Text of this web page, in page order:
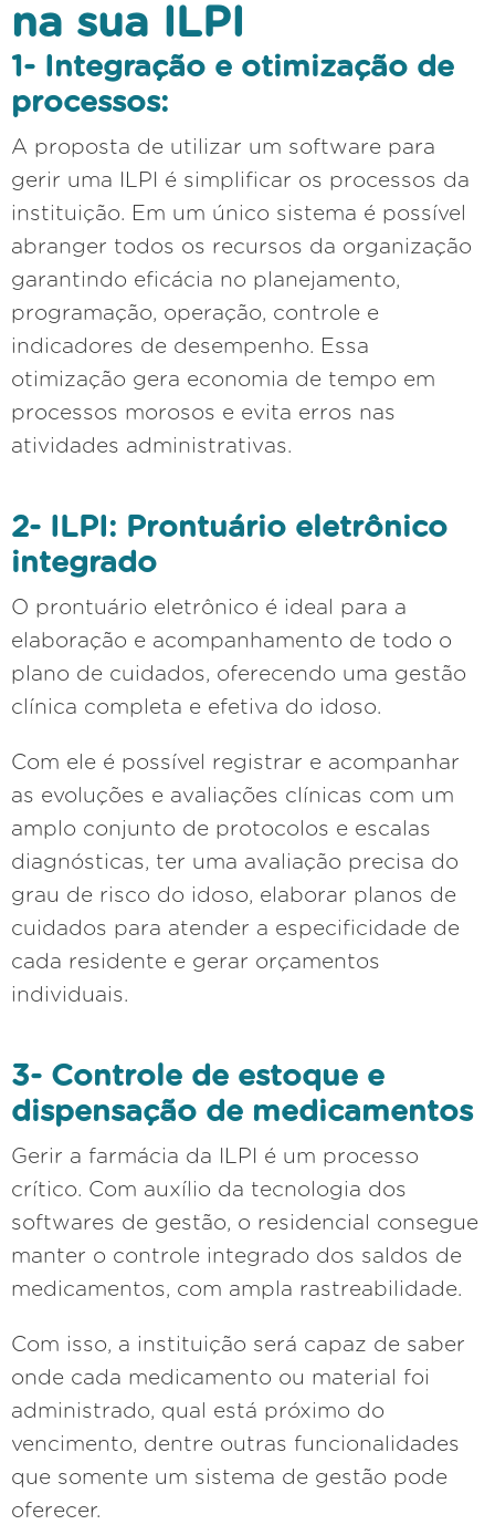
na sua ILPI
1- Integração e otimização de
processos:
A proposta de utilizar um software para
gerir uma ILPI é simplificar os processos da
instituição. Em um único sistema é possível
abranger todos os recursos da organização
garantindo eficácia no planejamento,
programação, operação, controle e
indicadores de desempenho. Essa
otimização gera economia de tempo em
processos morosos e evita erros nas
atividades administrativas.
2- ILPI: Prontuário eletrônico
integrado
O prontuário eletrônico é ideal para a
elaboração e acompanhamento de todo o
plano de cuidados, oferecendo uma gestão
clínica completa e efetiva do idoso.
Com ele é possível registrar e acompanhar
as evoluções e avaliações clínicas com um
amplo conjunto de protocolos e escalas
diagnósticas, ter uma avaliação precisa do
grau de risco do idoso, elaborar planos de
cuidados para atender a especificidade de
cada residente e gerar orçamentos
individuais.
3- Controle de estoque e
dispensação de medicamentos
Gerir a farmácia da ILPI é um processo
crítico. Com auxílio da tecnologia dos
softwares de gestão, o residencial consegue
manter o controle integrado dos saldos de
medicamentos, com ampla rastreabilidade.
Com isso, a instituição será capaz de saber
onde cada medicamento ou material foi
administrado, qual está próximo do
vencimento, dentre outras funcionalidades
que somente um sistema de gestão pode
oferecer.